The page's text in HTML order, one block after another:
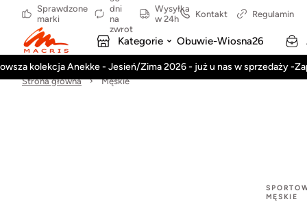
Sprawdzone
marki
dni
na
zwrot
Wysyłka
w 24h
Kontakt Regulamin
Kategorie Obuwie-Wiosna26
kolekcja Anekke - Jesień/Zima 2026 - już u nas w sprzedaży -
Strona główna Męskie
MĘSKIE